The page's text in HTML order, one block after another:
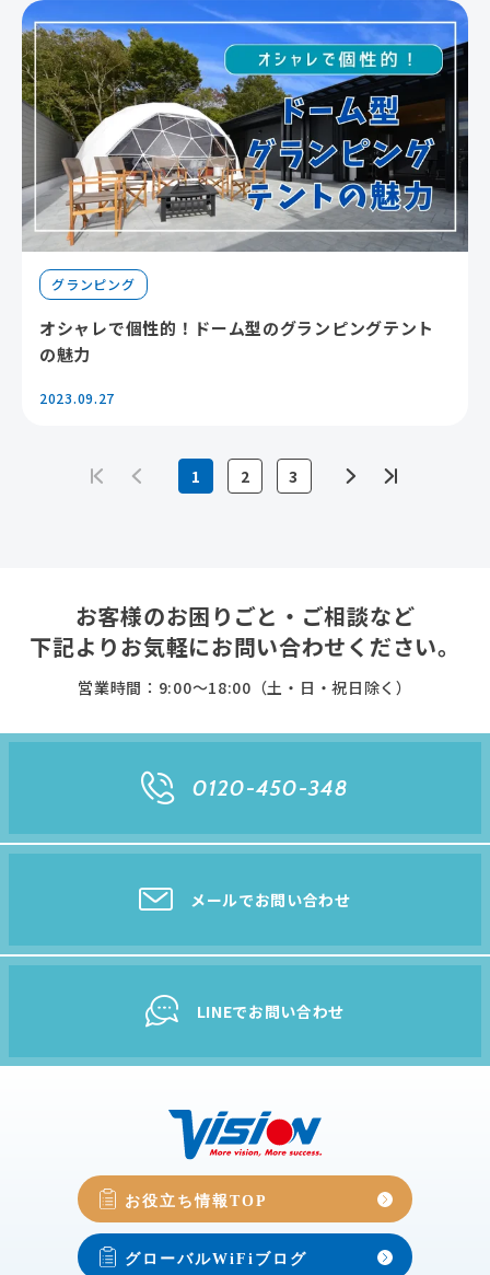
グランピング
オシャレで個性的！ドーム型のグランピングテント
の魅力
2023.09.27
1 2 3
お客様のお困りごと・ご相談など
下記よりお気軽にお問い合わせください。
営業時間：9:00〜18:00（土・日・祝日除く）
0120-450-348
メールでお問い合わせ
LINEでお問い合わせ
お役立ち情報TOP
グローバルWiFiブログ